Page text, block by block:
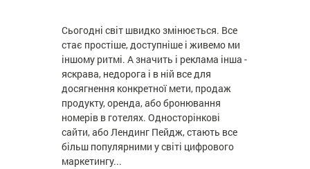
Сьогодні світ швидко змінюється. Все
стає простіше, доступніше і живемо ми
іншому ритмі. А значить і реклама інша -
яскрава, недорога і в ній все для
досягнення конкретної мети, продаж
продукту, оренда, або бронювання
номерів в готелях. Односторінкові
сайти, або Лендинг Пейдж, стають все
більш популярними у світі цифрового
маркетингу...